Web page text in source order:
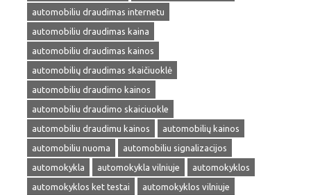
automobiliu draudimas internetu
automobiliu draudimas kaina
automobiliu draudimas kainos
automobilių draudimas skaičiuoklė
automobiliu draudimo kainos
automobiliu draudimo skaiciuokle
automobiliu draudimu kainos
automobilių kainos
automobiliu nuoma
automobiliu signalizacijos
automokykla
automokykla vilniuje
automokyklos
automokyklos ket testai
automokyklos vilniuje